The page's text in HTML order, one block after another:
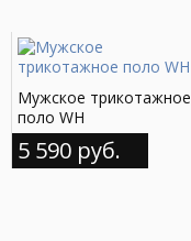
Мужское трикотажное
поло WH
5 590 руб.